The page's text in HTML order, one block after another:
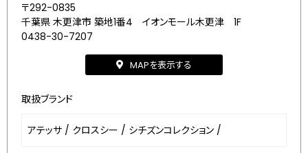
〒292-0835
千葉県 木更津市 築地1番4 イオンモール木更津 1F
0438-30-7207
MAPを表示する
取扱ブランド
アテッサ / クロスシー / シチズンコレクション /